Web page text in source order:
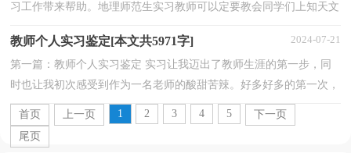
习工作带来帮助。地理师范生实习教师可以定要教会同学们上知天文
教师个人实习鉴定[本文共5971字] 2024-07-21
第一篇：教师个人实习鉴定 实习让我迈出了教师生涯的第一步，同
时也让我初次感受到作为一名老师的酸甜苦辣。好多好多的第一次，
无数个深刻的记忆！ 在实习中，让我感受最为深刻的是教...
首页
上一页 1 2 3 4 5
下一页
尾页